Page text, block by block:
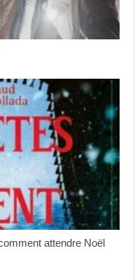
attendre Noël